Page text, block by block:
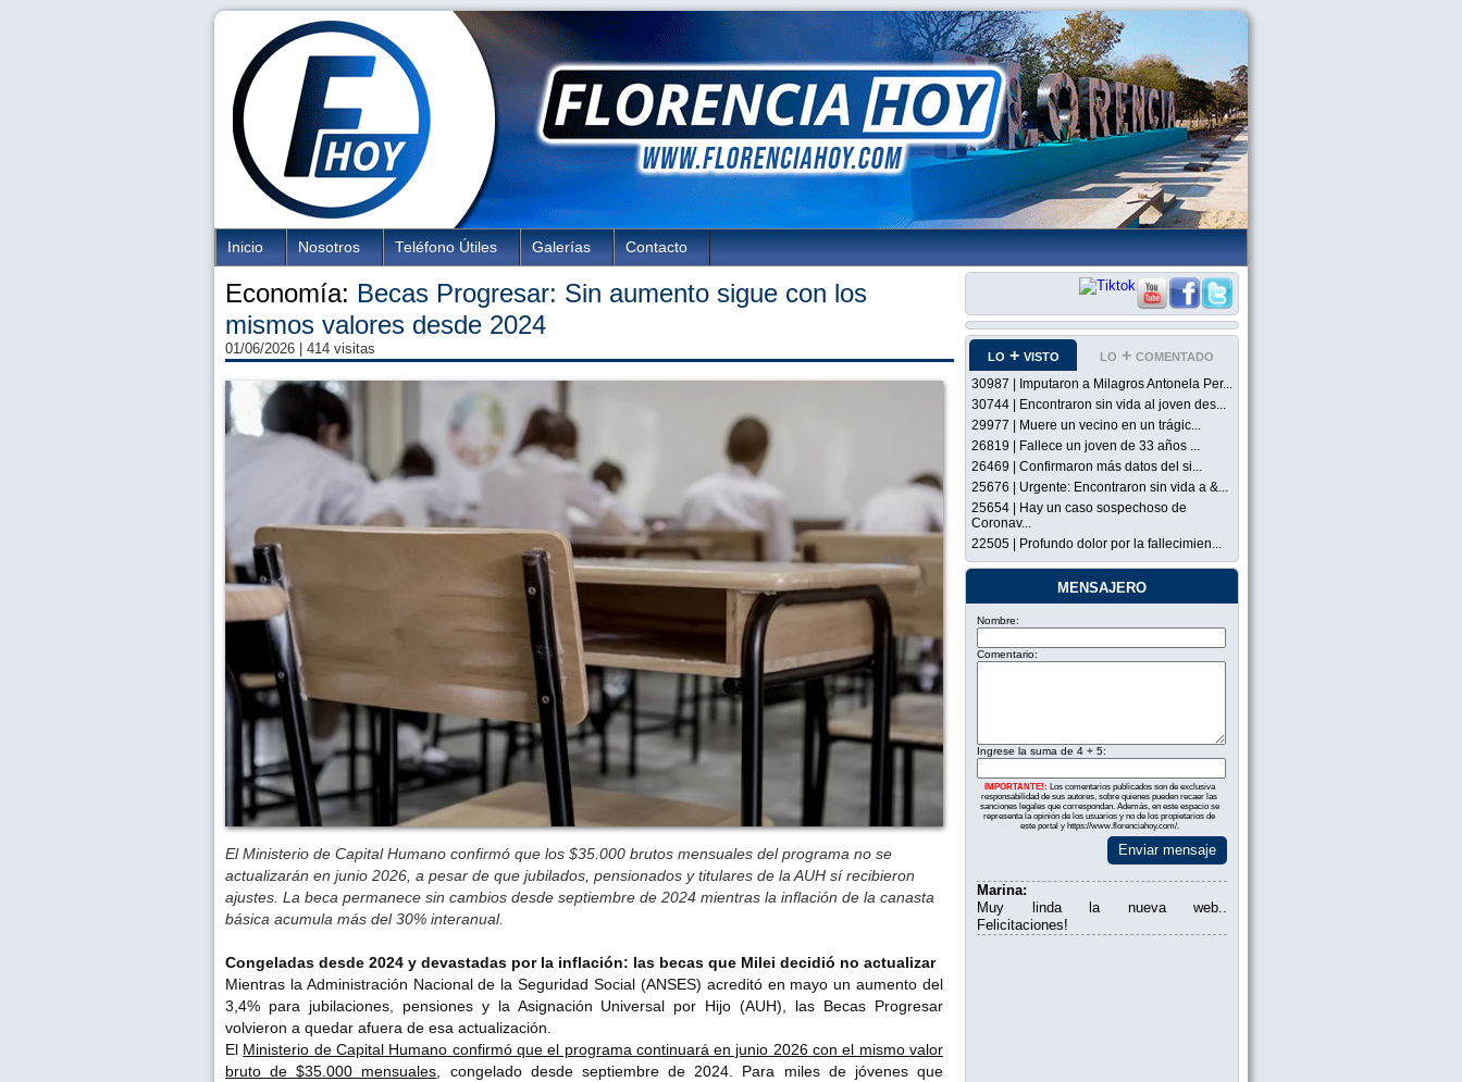
Inicio Nosotros Teléfono Útiles Galerías Contacto
Economía: Becas Progresar: Sin aumento sigue con los
mismos valores desde 2024
01/06/2026 | 414 visitas
El Ministerio de Capital Humano confirmó que los $35.000 brutos mensuales del programa no se
actualizarán en junio 2026, a pesar de que jubilados, pensionados y titulares de la AUH sí recibieron
ajustes. La beca permanece sin cambios desde septiembre de 2024 mientras la inflación de la canasta
básica acumula más del 30% interanual.
Congeladas desde 2024 y devastadas por la inflación: las becas que Milei decidió no actualizar
Mientras la Administración Nacional de la Seguridad Social (ANSES) acreditó en mayo un aumento del
3,4% para jubilaciones, pensiones y la Asignación Universal por Hijo (AUH), las Becas Progresar
volvieron a quedar afuera de esa actualización.
El Ministerio de Capital Humano confirmó que el programa continuará en junio 2026 con el mismo valor
bruto de $35.000 mensuales, congelado desde septiembre de 2024. Para miles de jóvenes que
lo + visto lo + comentado
30987 | Imputaron a Milagros Antonela Per...
30744 | Encontraron sin vida al joven des...
29977 | Muere un vecino en un trágic...
26819 | Fallece un joven de 33 años ...
26469 | Confirmaron más datos del si...
25676 | Urgente: Encontraron sin vida a &...
25654 | Hay un caso sospechoso de
Coronav...
22505 | Profundo dolor por la fallecimien...
mensajero
Nombre:
Comentario:
Ingrese la suma de 4 + 5:
IMPORTANTE!: Los comentarios publicados son de exclusiva
responsabilidad de sus autores, sobre quienes pueden recaer las
sanciones legales que correspondan. Además, en este espacio se
representa la opinión de los usuarios y no de los propietarios de
este portal y https://www.florenciahoy.com/.
Enviar mensaje
Marina:
Muy linda la nueva web..
Felicitaciones!